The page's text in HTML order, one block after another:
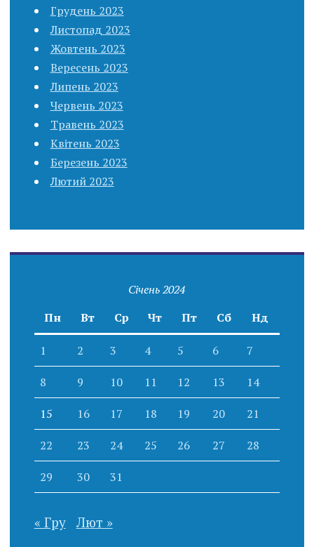
Грудень 2023
Листопад 2023
Жовтень 2023
Вересень 2023
Липень 2023
Червень 2023
Травень 2023
Квітень 2023
Березень 2023
Лютий 2023
Січень 2024
Пн
Вт Ср Чт Пт Сб Нд
1 2 3 4 5 6 7
8 9 10 11 12 13 14
15 16 17 18 19 20 21
22 23 24 25 26 27 28
29 30 31
« Гру Лют »